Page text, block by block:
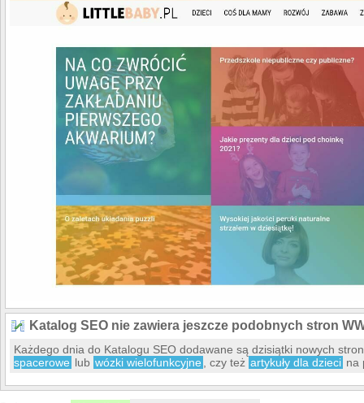
Katalog SEO nie zawiera jeszcze podobnych stron
Każdego dnia do Katalogu SEO dodawane są dzisiątki nowych
spacerowe lub wózki wielofunkcyjne , czy też artykuły dla dzieci na